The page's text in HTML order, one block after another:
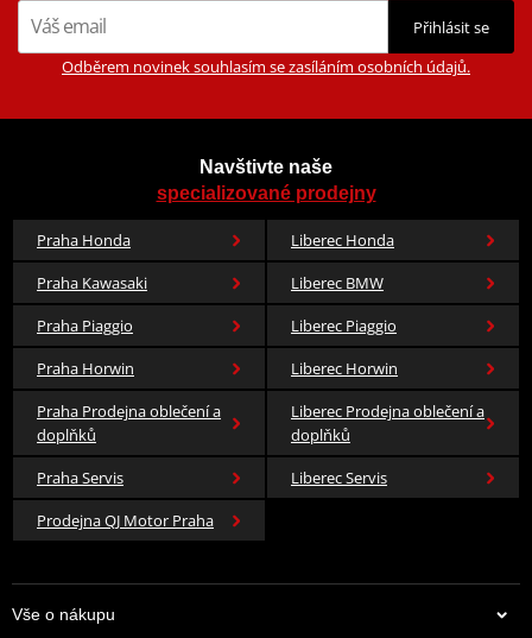
Přihlásit se
Odběrem novinek souhlasím se zasíláním osobních údajů.
Navštivte naše
specializované prodejny
Praha Honda
Liberec Honda
Praha Kawasaki
Liberec BMW
Praha Piaggio
Liberec Piaggio
Praha Horwin
Liberec Horwin
Praha Prodejna oblečení a
doplňků
Liberec Prodejna oblečení a
doplňků
Praha Servis
Liberec Servis
Prodejna QJ Motor Praha
Vše o nákupu